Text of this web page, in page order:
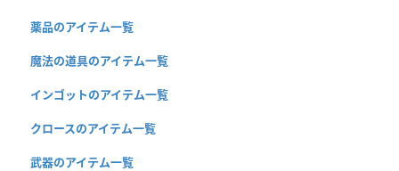
薬品のアイテム一覧
魔法の道具のアイテム一覧
インゴットのアイテム一覧
クロースのアイテム一覧
武器のアイテム一覧